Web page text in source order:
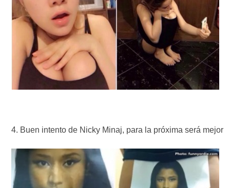
Buen intento de Nicky Minaj, para la próxima será mejor